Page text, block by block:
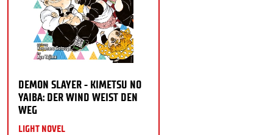
DEMON SLAYER - KIMETSU NO
YAIBA: DER WIND WEIST DEN
WEG
LIGHT NOVEL